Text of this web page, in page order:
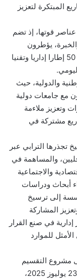
المبتكرة لتعزيز
قوتها، إذ تضم
والخبرة، يؤطرون
مختلف المسالك التكوينية والبحثية، إلى جانب 50 إطارا إداريا وتقنيا
والدولية، حيث
شراكة وتعاون مع جامعات دولية
وتعزيز ملاءمة
مشتركة في
تجذرها الترابي عبر
والمساهمة في
والاجتماعية
أبحاث ودراسات
إلى ترسيخ
المشاركة
في صنع القرار
للموارد
مشروع التقسيم
الإداري للكلية متعددة التخصصات بتازة بتاريخ 23 يوليوز 2025،